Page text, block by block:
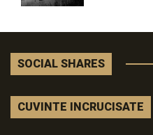
SOCIAL SHARES
CUVINTE INCRUCISATE